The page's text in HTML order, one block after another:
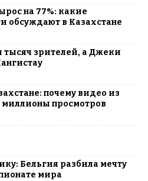
на 77%: какие
обсуждают в Казахстане
зрителей, а Джеки
почему видео из
просмотров
Бельгия разбила мечту
мира